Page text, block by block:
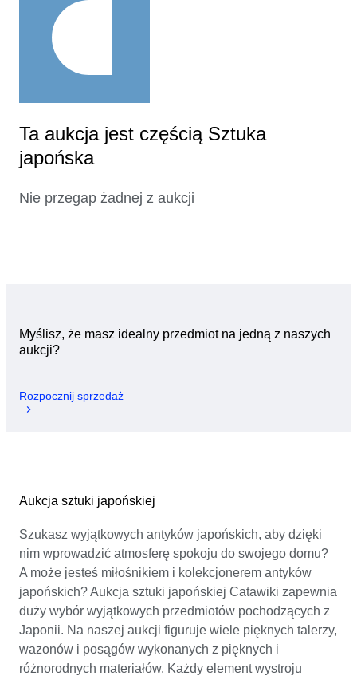
Ta aukcja jest częścią Sztuka
japońska
Nie przegap żadnej z aukcji
Myślisz, że masz idealny przedmiot na jedną z naszych
aukcji?
Rozpocznij sprzedaż
Aukcja sztuki japońskiej
Szukasz wyjątkowych antyków japońskich, aby dzięki
nim wprowadzić atmosferę spokoju do swojego domu?
A może jesteś miłośnikiem i kolekcjonerem antyków
japońskich? Aukcja sztuki japońskiej Catawiki zapewnia
duży wybór wyjątkowych przedmiotów pochodzących z
Japonii. Na naszej aukcji figuruje wiele pięknych talerzy,
wazonów i posągów wykonanych z pięknych i
różnorodnych materiałów. Każdy element wystroju